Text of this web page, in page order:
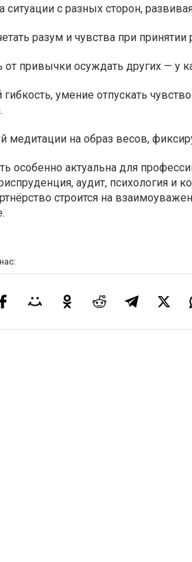
ситуации с разных сторон,
разум и чувства при
от привычки осуждать других — у
гибкость, умение отпускать
медитации на образ весов,
особенно актуальна для
аудит, психология и
строится на